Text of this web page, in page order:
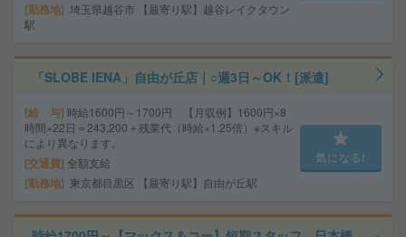
勤務地 埼玉県越谷市 【最寄り駅】越谷レイクタウン
駅
「SLOBE IENA」自由が丘店｜○週3日～OK！[派遣]
給 与 時給1600円～1700円 【月収例】1600円×8
時間×22日＝243,200＋残業代（時給×1.25倍）※スキル
により異なります。
交通費 全額支給
勤務地 東京都目黒区 【最寄り駅】自由が丘駅
気になる!